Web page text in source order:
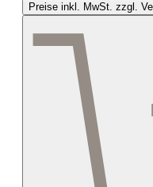
Preise inkl. MwSt. zzgl.